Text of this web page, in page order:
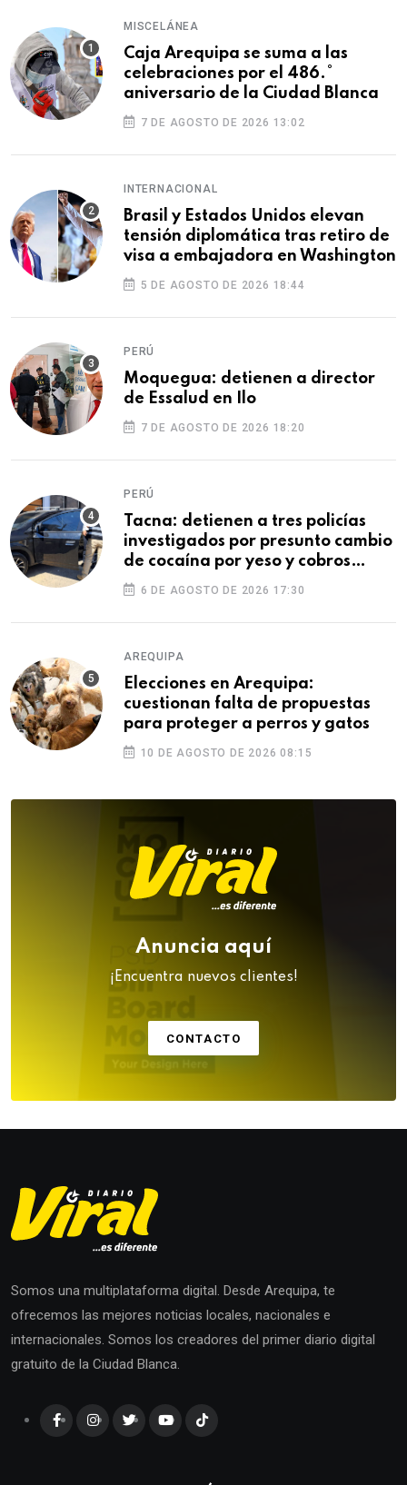
MISCELÁNEA
Caja Arequipa se suma a las
celebraciones por el 486.°
aniversario de la Ciudad Blanca
7 DE AGOSTO DE 2026 13:02
INTERNACIONAL
Brasil y Estados Unidos elevan
tensión diplomática tras retiro de
visa a embajadora en Washington
5 DE AGOSTO DE 2026 18:44
PERÚ
Moquegua: detienen a director
de Essalud en Ilo
7 DE AGOSTO DE 2026 18:20
PERÚ
Tacna: detienen a tres policías
investigados por presunto cambio
de cocaína por yeso y cobros
ilegales
6 DE AGOSTO DE 2026 17:30
AREQUIPA
Elecciones en Arequipa:
cuestionan falta de propuestas
para proteger a perros y gatos
10 DE AGOSTO DE 2026 08:15
Anuncia aquí
¡Encuentra nuevos clientes!
CONTACTO
Somos una multiplataforma digital. Desde Arequipa, te
ofrecemos las mejores noticias locales, nacionales e
internacionales. Somos los creadores del primer diario digital
gratuito de la Ciudad Blanca.